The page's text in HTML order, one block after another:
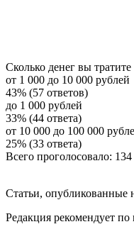
Сколько денег вы
от 1 000 до 10 000 рублей
43% (57 ответов)
до 1 000 рублей
33% (44 ответа)
от 10 000 до 100 000
25% (33 ответа)
Всего проголосовало: 134
Статьи, опубликованные
Редакция рекомендует